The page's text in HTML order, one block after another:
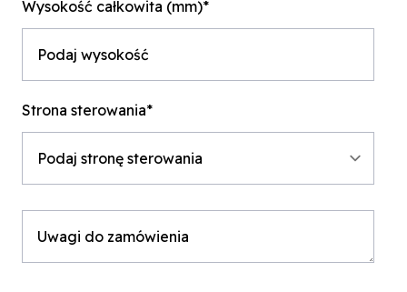
Wysokość całkowita (mm)*
Strona sterowania*